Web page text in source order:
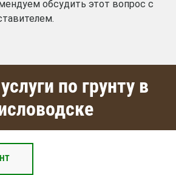
обсудить этот вопрос с
по грунту в